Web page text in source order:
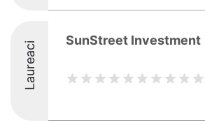
Laureaci SunStreet Investment